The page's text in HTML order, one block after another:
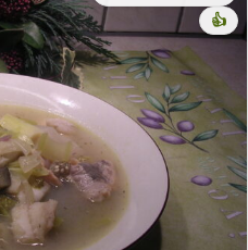
👍